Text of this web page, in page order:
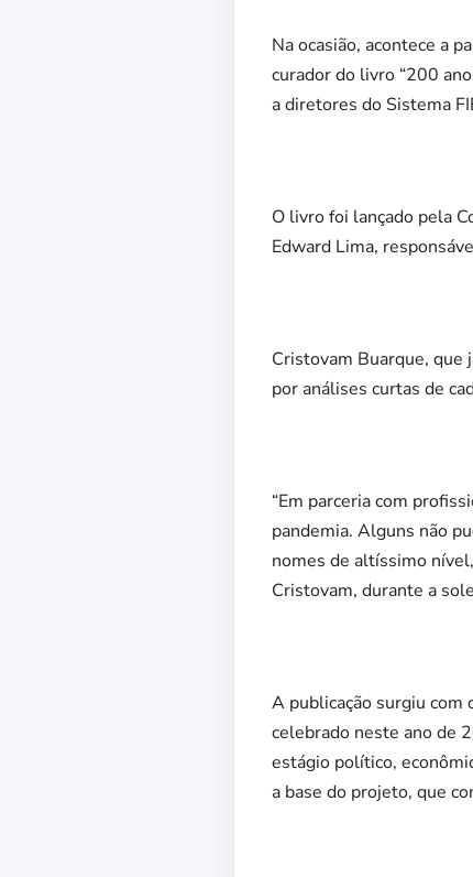
Na ocasião, acontece a
curador do livro “200
a diretores do Sistema
O livro foi lançado pela
Edward Lima,
Cristovam Buarque, que
por análises curtas de
“Em parceria com
pandemia. Alguns não
nomes de altíssimo
Cristovam, durante a
A publicação surgiu com
celebrado neste ano de
estágio político,
a base do projeto, que